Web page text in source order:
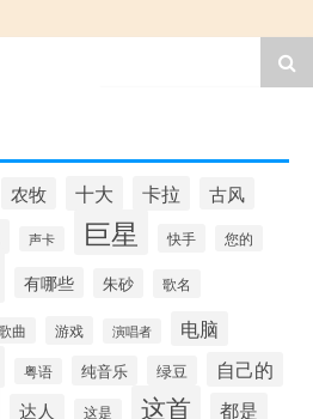
农牧 十大 卡拉 古风
声卡 巨星 快手 您的
有哪些 朱砂 歌名
曲 游戏 演唱者 电脑
粤语 纯音乐 绿豆 自己的
达人 这是 这首 都是